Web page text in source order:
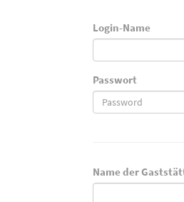
Login-Name
Passwort
Name der